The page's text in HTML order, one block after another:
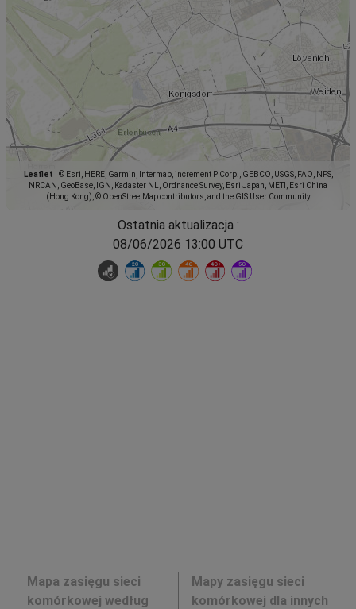
Leaflet
© Esri, HERE, Garmin, Intermap, increment P Corp., GEBCO, USGS, FAO, NPS,
NRCAN, GeoBase, IGN, Kadaster NL, Ordnance Survey, Esri Japan, METI, Esri China
(Hong Kong), © OpenStreetMap contributors, and the GIS User Community
Ostatnia aktualizacja :
08/06/2026 13:00 UTC
Mapa zasięgu sieci
komórkowej według
Mapy zasięgu sieci
komórkowej dla innych